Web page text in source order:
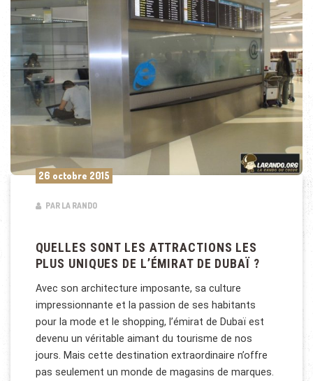
26 octobre 2015
PAR LA RANDO
QUELLES SONT LES ATTRACTIONS LES
PLUS UNIQUES DE L’ÉMIRAT DE DUBAÏ ?
Avec son architecture imposante, sa culture
impressionnante et la passion de ses habitants
pour la mode et le shopping, l’émirat de Dubaï est
devenu un véritable aimant du tourisme de nos
jours. Mais cette destination extraordinaire n’offre
pas seulement un monde de magasins de marques.